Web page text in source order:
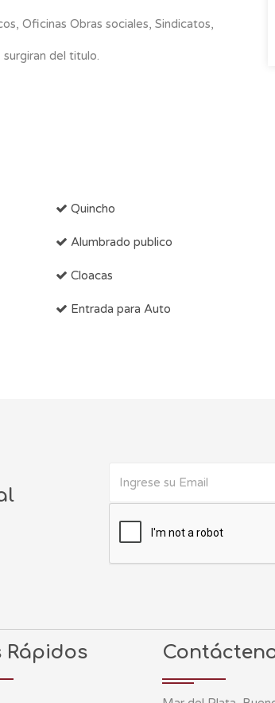
Oficinas Obras sociales, Sindicatos,
del titulo.
Quincho
Alumbrado publico
Cloacas
Entrada para Auto
Rápidos